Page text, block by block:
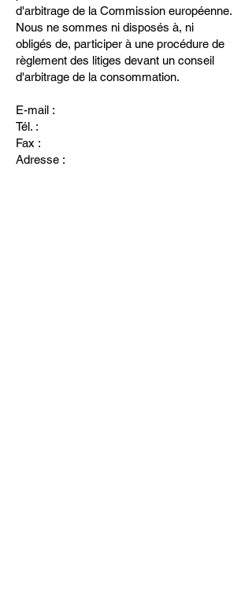
d'arbitrage de la Commission européenne.
Nous ne sommes ni disposés à, ni
obligés de, participer à une procédure de
règlement des litiges devant un conseil
d'arbitrage de la consommation.
E-mail :
Tél. :
Fax :
Adresse :